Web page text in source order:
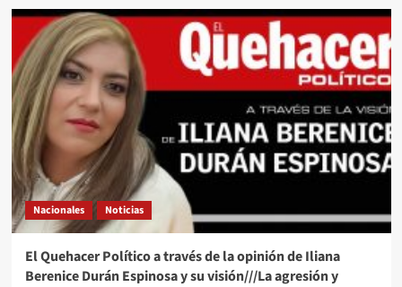
“No
se
puede
ser
más
hipócrita”:
Sheinbaum
critica
la
denuncia
del
PAN
contra
López
en
la
Nacionales Noticias
El Quehacer Político a través de la opinión de Iliana
Berenice Durán Espinosa y su visión///La agresión y